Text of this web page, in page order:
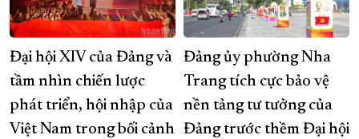
Đại hội XIV của Đảng và
tầm nhìn chiến lược
phát triển, hội nhập của
Việt Nam trong bối cảnh
Đảng ủy phường Nha
Trang tích cực bảo vệ
nền tảng tư tưởng của
Đảng trước thềm Đại hội